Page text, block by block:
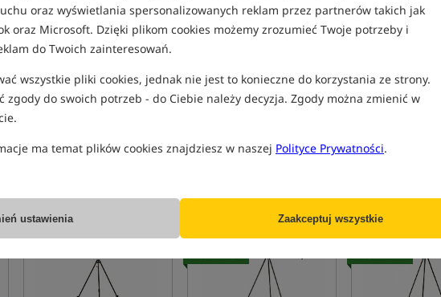
oraz wyświetlania spersonalizowanych reklam przez partnerów takich jak
oraz Microsoft. Dzięki plikom cookies możemy zrozumieć Twoje potrzeby i
do Twoich zainteresowań.
wszystkie pliki cookies, jednak nie jest to konieczne do korzystania ze strony.
zgody do swoich potrzeb - do Ciebie należy decyzja. Zgody można zmienić w
ma temat plików cookies znajdziesz w naszej Polityce Prywatności.
ustawienia Zaakceptuj wszystkie
JRC Cocoon 2G Weigh Tripod
PLN
440,00
Fox Carpmaster Tripod
329,99
/ -24%
Nash Weigh Tripod
384,99